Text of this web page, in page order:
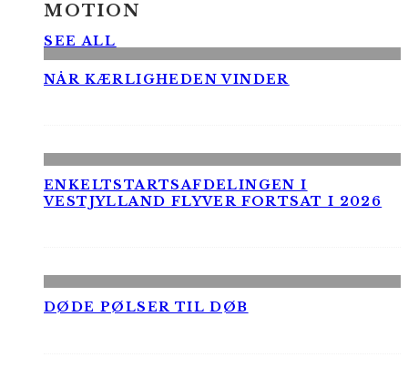
MOTION
SEE ALL
NÅR KÆRLIGHEDEN VINDER
ENKELTSTARTSAFDELINGEN I
VESTJYLLAND FLYVER FORTSAT I 2026
DØDE PØLSER TIL DØB